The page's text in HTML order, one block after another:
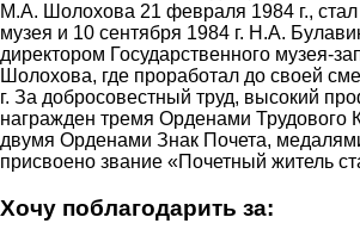
М.А. Шолохова 21 февраля 1984 г., стал
музея и 10 сентября 1984 г. Н.А.
директором Государственного музея-
Шолохова, где проработал до своей
г. За добросовестный труд, высокий
награжден тремя Орденами Трудового
двумя Орденами Знак Почета,
присвоено звание «Почетный житель
Хочу поблагодарить за: